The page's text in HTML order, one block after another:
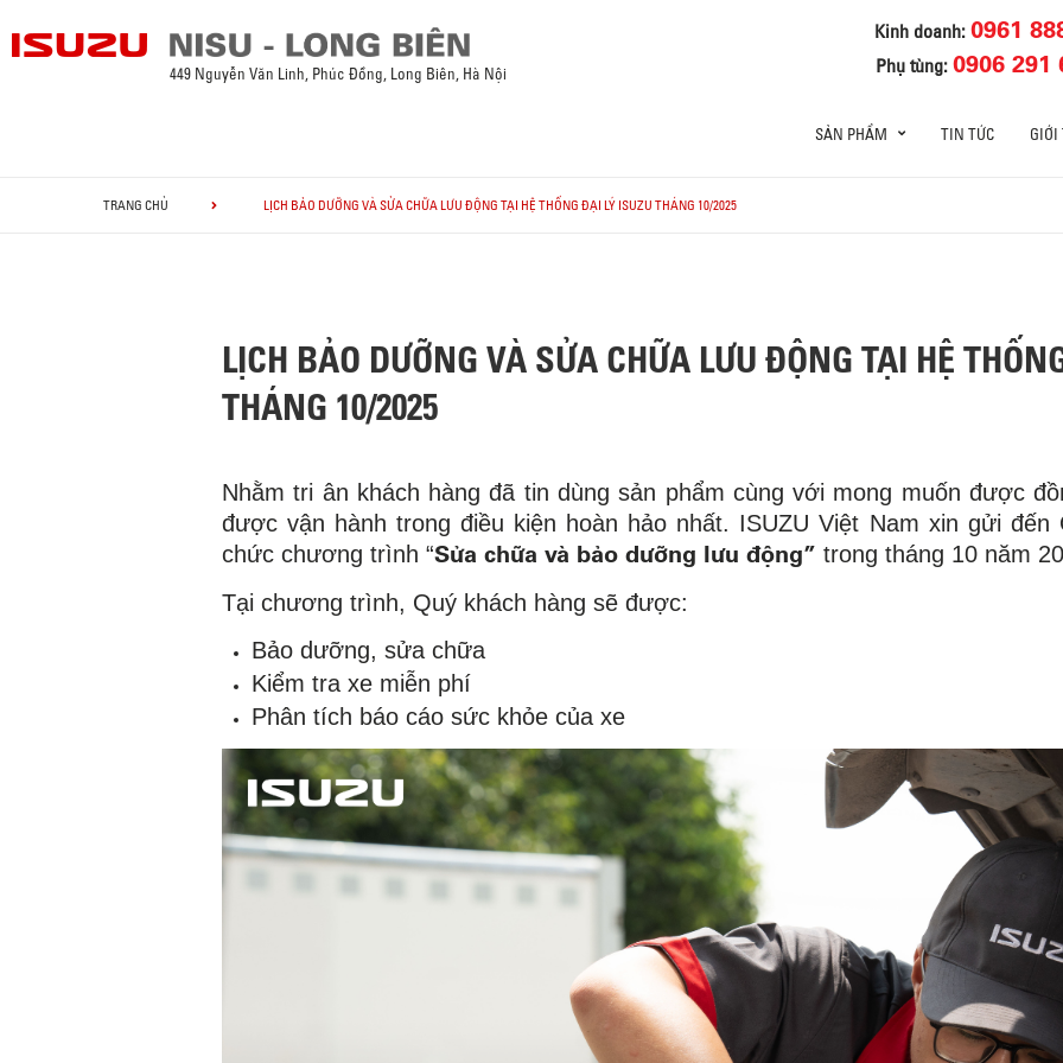
Kinh doanh:0961
Phụ tùng:0906 291
449 Nguyễn Văn Linh, Phúc Đồng, Long Biên, Hà Nội
SẢN PHẨM TIN TỨC GIỚI
TRANG CHỦ LỊCH BẢO DƯỠNG VÀ SỬA CHỮA LƯU ĐỘNG TẠI HỆ THỐNG ĐẠI LÝ ISUZU THÁNG 10/2025
LỊCH BẢO DƯỠNG VÀ SỬA CHỮA LƯU ĐỘNG TẠI HỆ
THÁNG 10/2025
Nhằm tri ân khách hàng đã tin dùng sản phẩm cùng với mong muốn được
được vận hành trong điều kiện hoàn hảo nhất. ISUZU Việt Nam xin gửi
chức chương trình “Sửa chữa và bảo dưỡng lưu động” trong tháng 10 năm
Tại chương trình, Quý khách hàng sẽ được:
Bảo dưỡng, sửa chữa
Kiểm tra xe miễn phí
Phân tích báo cáo sức khỏe của xe